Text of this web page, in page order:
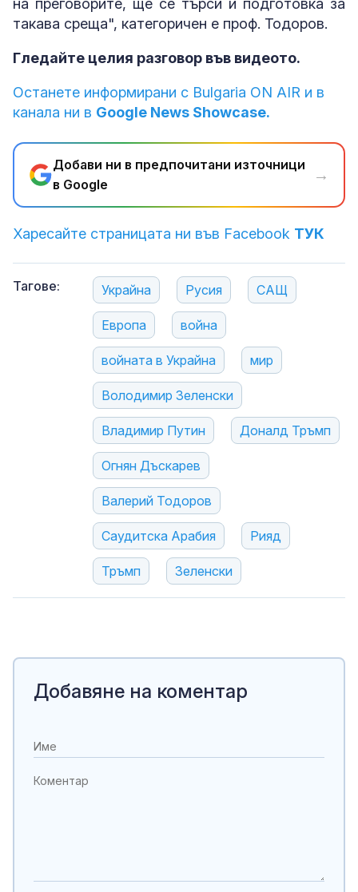
на преговорите, ще се търси и подготовка за
такава среща", категоричен е проф. Тодоров.
Гледайте целия разговор във видеото.
Останете информирани с Bulgaria ON AIR и в
канала ни в Google News Showcase.
Добави ни в предпочитани източници
в Google
→
Харесайте страницата ни във Facebook ТУК
Тагове: Украйна Русия САЩ
Европа война
войната в Украйна мир
Володимир Зеленски
Владимир Путин Доналд Тръмп
Огнян Дъскарев
Валерий Тодоров
Саудитска Арабия Рияд
Тръмп Зеленски
Добавяне на коментар